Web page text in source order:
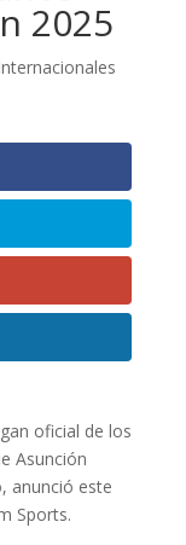
2025
oficial de los
Asunción
anunció este
Sports.